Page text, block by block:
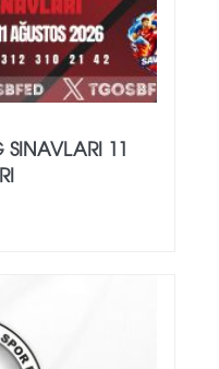
SINAVLARI 11